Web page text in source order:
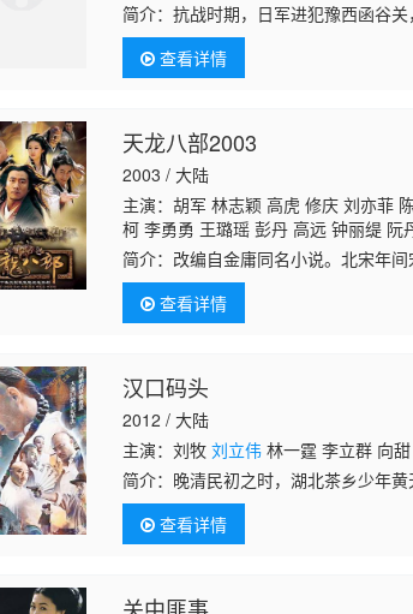
简介：抗战时期，日军进犯豫西函谷
遭误解蒙冤入狱。狱中结识当地两大
刀客、爱国官兵与乡间百
查看详情
天龙八部2003
2003 / 大陆
主演：胡军 林志颖 高虎 修庆 刘亦菲
柯 李勇勇 王璐瑶 彭丹 高远 钟丽缇
雍 修革 巴音 吕士刚 谢雨欣 张谦 任舞
文 杨念生 许敬义 张楠 赵强 廖琪瑛
简介： 改编自金庸同名小说。北宋年
之妻康敏所害，被武林所不齿，乔峰
调查途中遇上了大
查看详情
汉口码头
2012 / 大陆
主演：刘牧刘立伟 林一霆 李立群 向
简介： 晚清民初之时，湖北茶乡少年
虚心求教，在乡情、友情、爱情的纠
茶叶之路，体现了他
查看详情